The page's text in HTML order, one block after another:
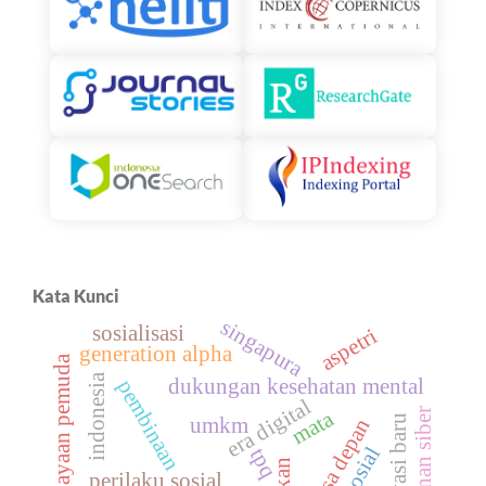
Kata Kunci
pembinaan
perilaku sosial
era digital
tpq
umkm
dukungan kesehatan mental
singapura
indonesia mata
generation alpha
sosialisasi aspetri